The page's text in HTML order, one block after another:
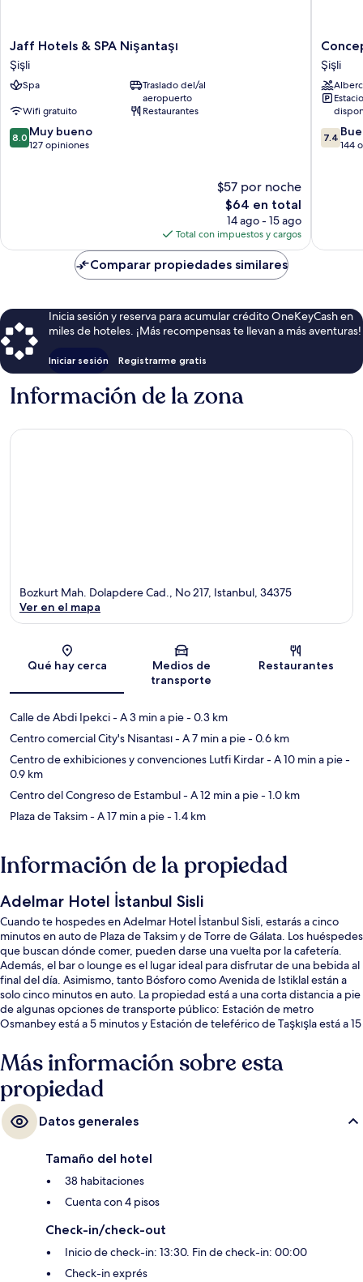
Jaff
Hotels
&
SPA
Şişli
Jaff Hotels & SPA Nişantaşı
Şişli
Spa
Traslado del/al
aeropuerto
Wifi gratuito
Restaurantes
8.0
de
8.0 Muy bueno
127 opiniones
$57 por noche
El
precio
actual
es
de
$64
$64 en total
14 ago - 15 ago
Total con impuestos y cargos
Concept
Hotels
&
Spa
Şişli
Şişli
7.4
de
7.4
144
Comparar propiedades similares
Inicia sesión y reserva para acumular crédito OneKeyCash en
miles de hoteles. ¡Más recompensas te llevan a más aventuras!
Iniciar sesión Registrarme gratis
Información de la zona
Sección del mapa
Bozkurt Mah. Dolapdere Cad., No 217, Istanbul, 34375
Ver en el mapa
Qué hay cerca
Medios de
transporte
Restaurantes
Calle de Abdi Ipekci- A 3 min a pie- 0.3 km
Centro comercial City's Nisantası- A 7 min a pie- 0.6 km
Centro de exhibiciones y convenciones Lutfi Kirdar- A 10 min a pie-
0.9 km
Centro del Congreso de Estambul- A 12 min a pie- 1.0 km
Plaza de Taksim- A 17 min a pie- 1.4 km
Información de la propiedad
Adelmar Hotel İstanbul Sisli
Cuando te hospedes en Adelmar Hotel İstanbul Sisli, estarás a cinco
minutos en auto de Plaza de Taksim y de Torre de Gálata. Los huéspedes
que buscan dónde comer, pueden darse una vuelta por la cafetería.
Además, el bar o lounge es el lugar ideal para disfrutar de una bebida al
final del día. Asimismo, tanto Bósforo como Avenida de Istiklal están a
solo cinco minutos en auto. La propiedad está a una corta distancia a pie
de algunas opciones de transporte público: Estación de metro
Osmanbey está a 5 minutos y Estación de teleférico de Taşkışla está a 15
Más información sobre esta
propiedad
Datos generales
Tamaño del hotel
38 habitaciones
Cuenta con 4 pisos
Check-in/check-out
Inicio de check-in: 13:30. Fin de check-in: 00:00
Check-in exprés